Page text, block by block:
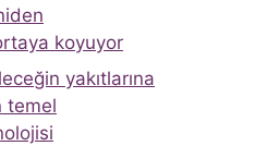
koyuyor
yakıtlarına
temel